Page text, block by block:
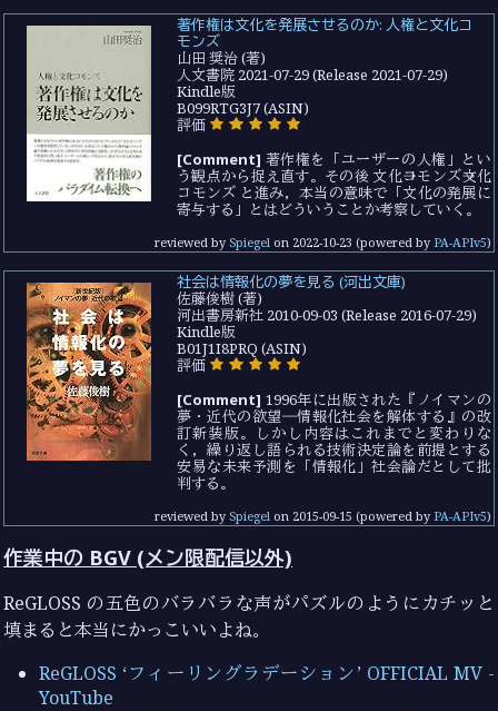
著作権は文化を発展させるのか: 人権と文化コ
モンズ
山田 奨治 (著)
人文書院 2021-07-29 (Release 2021-07-29)
Kindle版
B099RTG3J7 (ASIN)
評価
[Comment] 著作権を「ユーザーの人権」とい
う観点から捉え直す。その後 文化→コモンズ→文化
コモンズ と進み，本当の意味で「文化の発展に
寄与する」とはどういうことか考察していく。
reviewed by Spiegel on 2022-10-23 (powered by PA-APIv5)
社会は情報化の夢を見る (河出文庫)
佐藤俊樹 (著)
河出書房新社 2010-09-03 (Release 2016-07-29)
Kindle版
B01J1I8PRQ (ASIN)
評価
[Comment] 1996年に出版された『ノイマンの
夢・近代の欲望―情報化社会を解体する』の改
訂新装版。しかし内容はこれまでと変わりな
く，繰り返し語られる技術決定論を前提とする
安易な未来予測を「情報化」社会論だとして批
判する。
reviewed by Spiegel on 2015-09-15 (powered by PA-APIv5)
作業中の BGV (メン限配信以外)
ReGLOSS の五色のバラバラな声がパズルのようにカチッと
填まると本当にかっこいいよね。
ReGLOSS ‘フィーリングラデーション’ OFFICIAL MV -
YouTube